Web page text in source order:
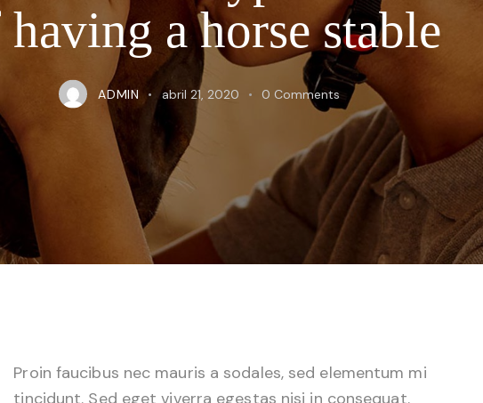
a horse stable
ADMIN abril 21, 2020 0 Comments
Proin faucibus nec mauris a sodales, sed elementum mi